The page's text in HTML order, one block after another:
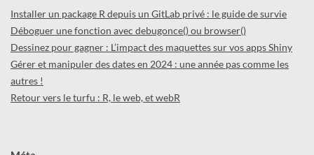
Installer un package R depuis un GitLab privé : le guide de survie
Déboguer une fonction avec debugonce() ou browser()
Dessinez pour gagner : L’impact des maquettes sur vos apps Shiny
Gérer et manipuler des dates en 2024 : une année pas comme les
autres !
Retour vers le turfu : R, le web, et webR